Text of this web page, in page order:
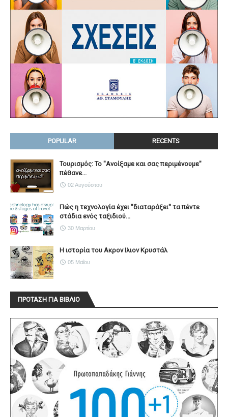
POPULAR RECENTS
Τουρισμός: Το "Ανοίξαμε και σας περιμένουμε"
πέθανε...
02 Αυγούστου
Πώς η τεχνολογία έχει ''διαταράξει'' τα πέντε
στάδια ενός ταξιδιού...
30 Μαρτίου
Η ιστορία του Ακρον Ιλιον Κρυστάλ
05 Μαΐου
ΠΡΟΤΑΣΗ ΓΙΑ ΒΙΒΛΙΟ